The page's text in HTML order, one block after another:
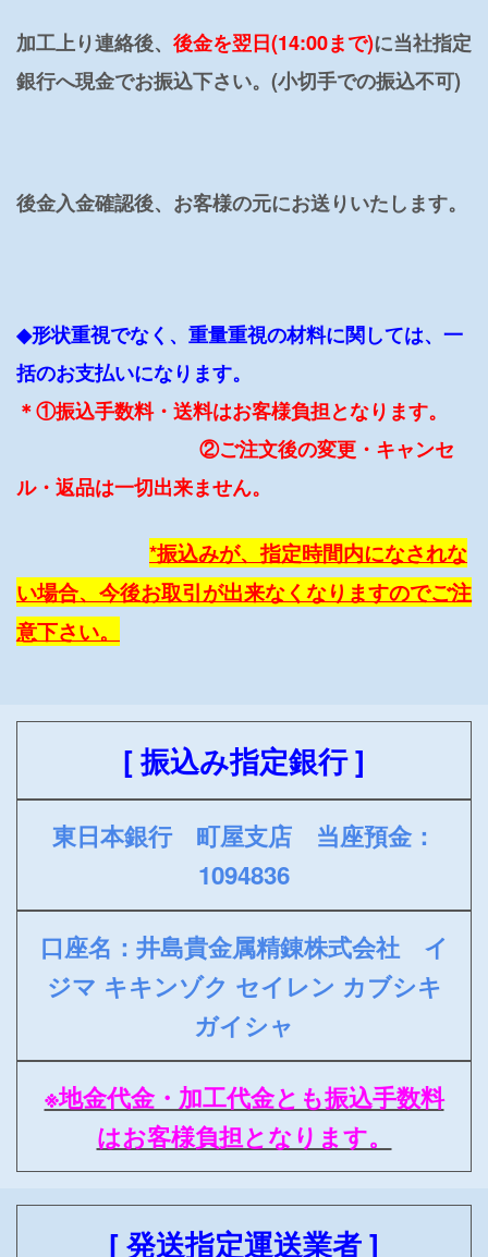
加工上り連絡後、 後金を翌日(14:00まで)に当社指定
銀行へ現金でお振込下さい。(小切手での振込不可)
後金入金確認後、お客様の元にお送りいたします。
◆形状重視でなく、重量重視の材料に関しては、一
括のお支払いになります。
＊①振込手数料・送料はお客様負担となります。
②ご注文後の変更・キャンセ
ル・返品は一切出来ません。
*振込みが、指定時間内になされな
い場合、今後お取引が出来なくなりますのでご注
意下さい。
[ 振込み指定銀行 ]
東日本銀行 町屋支店 当座預金：
1094836
口座名：井島貴金属精錬株式会社 イ
ジマ キキンゾク セイレン カブシキ
ガイシャ
※地金代金・加工代金とも振込手数料
はお客様負担となります。
[ 発送指定運送業者 ]